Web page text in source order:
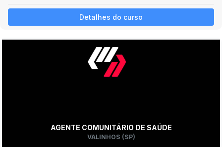
Detalhes do curso
AGENTE COMUNITÁRIO DE SAÚDE
VALINHOS (SP)